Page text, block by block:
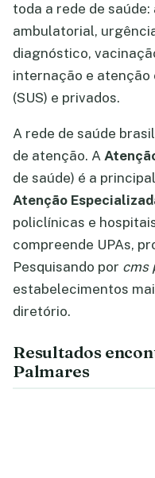
toda a rede de
ambulatorial,
diagnóstico,
internação e
(SUS) e privados.
A rede de saúde
de atenção. A
de saúde) é a
Atenção
policlínicas e
compreende UPAs,
Pesquisando por cms
estabelecimentos
diretório.
Resultados
Palmares